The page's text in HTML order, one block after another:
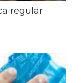
regular